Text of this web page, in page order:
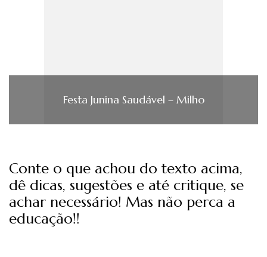
Festa Junina Saudável – Milho
Conte o que achou do texto acima,
dê dicas, sugestões e até critique, se
achar necessário! Mas não perca a
educação!!